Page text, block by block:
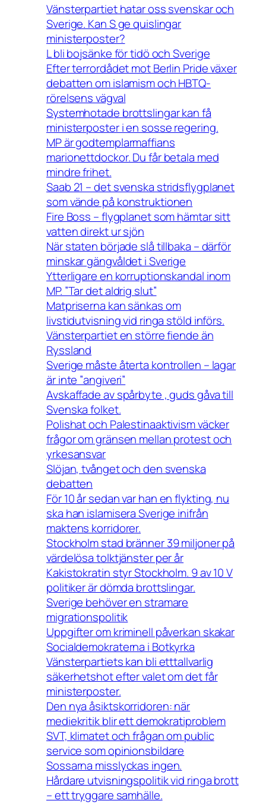
Vänsterpartiet hatar oss svenskar och
Sverige. Kan S ge quislingar
ministerposter?
L bli bojsänke för tidö och Sverige
Efter terrordådet mot Berlin Pride växer
debatten om islamism och HBTQ-
rörelsens vägval
Systemhotade brottslingar kan få
ministerposter i en sosse regering.
MP är godtemplarmaffians
marionettdockor. Du får betala med
mindre frihet.
Saab 21 – det svenska stridsflygplanet
som vände på konstruktionen
Fire Boss – flygplanet som hämtar sitt
vatten direkt ur sjön
När staten började slå tillbaka – därför
minskar gängvåldet i Sverige
Ytterligare en korruptionskandal inom
MP. ”Tar det aldrig slut”
Matpriserna kan sänkas om
livstidutvisning vid ringa stöld införs.
Vänsterpartiet en större fiende än
Ryssland
Sverige måste återta kontrollen – lagar
är inte ”angiveri”
Avskaffade av spårbyte , guds gåva till
Svenska folket.
Polishat och Palestinaaktivism väcker
frågor om gränsen mellan protest och
yrkesansvar
Slöjan, tvånget och den svenska
debatten
För 10 år sedan var han en flykting, nu
ska han islamisera Sverige inifrån
maktens korridorer.
Stockholm stad bränner 39 miljoner på
värdelösa tolktjänster per år
Kakistokratin styr Stockholm. 9 av 10 V
politiker är dömda brottslingar.
Sverige behöver en stramare
migrationspolitik
Uppgifter om kriminell påverkan skakar
Socialdemokraterna i Botkyrka
Vänsterpartiets kan bli etttallvarlig
säkerhetshot efter valet om det får
ministerposter.
Den nya åsiktskorridoren: när
mediekritik blir ett demokratiproblem
SVT, klimatet och frågan om public
service som opinionsbildare
Sossarna misslyckas ingen.
Hårdare utvisningspolitik vid ringa brott
– ett tryggare samhälle.